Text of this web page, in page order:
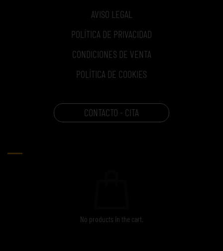
AVISO LEGAL
POLÍTICA DE PRIVACIDAD
CONDICIONES DE VENTA
POLÍTICA DE COOKIES
CONTACTO - CITA
No products in the cart.